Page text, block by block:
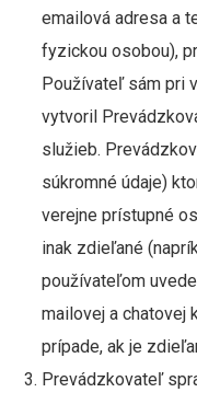
emailová adresa a
fyzickou osobou),
Používateľ sám pri
vytvoril
služieb.
súkromné údaje)
verejne prístupné
inak zdieľané
používateľom
mailovej a chatovej
prípade, ak je
Prevádzkovateľ